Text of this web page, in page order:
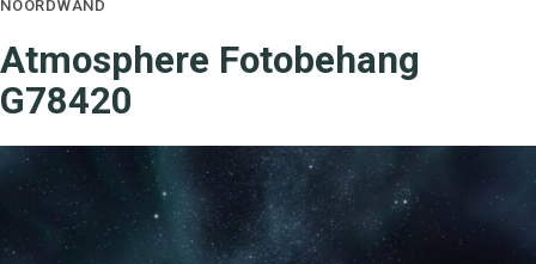
NOORDWAND
Atmosphere Fotobehang
G78420